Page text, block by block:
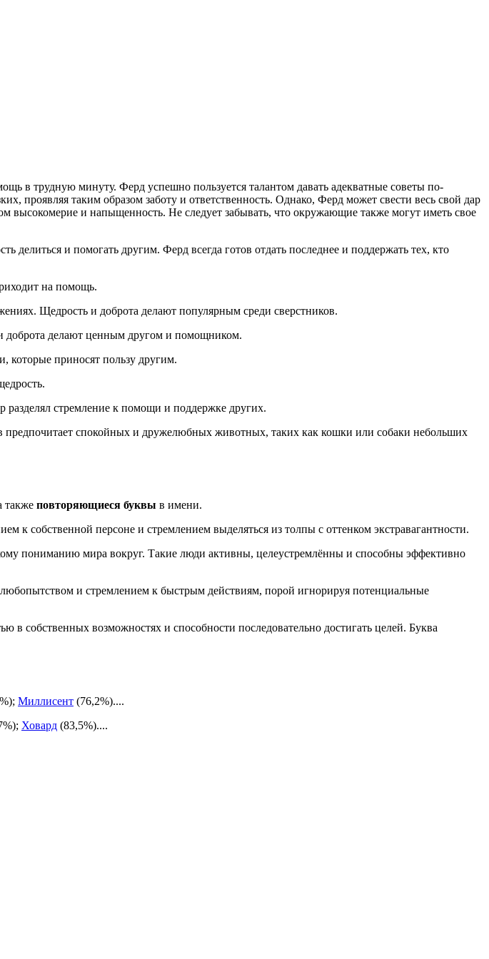
в трудную минуту. Ферд успешно пользуется талантом давать адекватные советы по-
проявляя таким образом заботу и ответственность. Однако, Ферд может свести весь свой дар
высокомерие и напыщенность. Не следует забывать, что окружающие также могут иметь свое
и помогать другим. Ферд всегда готов отдать последнее и поддержать тех, кто
на помощь.
Щедрость и доброта делают популярным среди сверстников.
доброта делают ценным другом и помощником.
которые приносят пользу другим.
стремление к помощи и поддержке других.
спокойных и дружелюбных животных, таких как кошки или собаки небольших
также повторяющиеся буквы в имени.
к собственной персоне и стремлением выделяться из толпы с оттенком экстравагантности.
пониманию мира вокруг. Такие люди активны, целеустремлённы и способны эффективно
и стремлением к быстрым действиям, порой игнорируя потенциальные
в собственных возможностях и способности последовательно достигать целей. Буква
Миллисент (76,2%)....
Ховард (83,5%)....